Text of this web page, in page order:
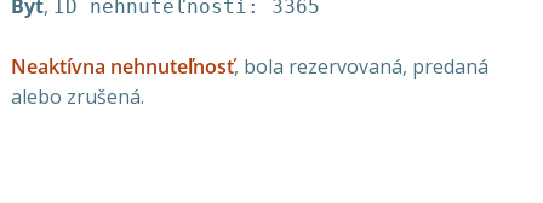
Byt, ID nehnuteľnosti: 3365
Neaktívna nehnuteľnosť, bola rezervovaná, predaná
alebo zrušená.